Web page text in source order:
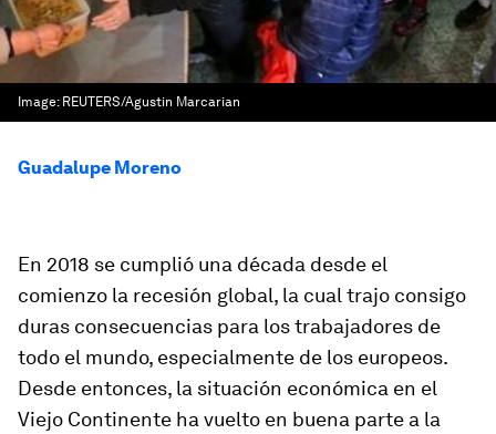
Image: REUTERS/Agustin Marcarian
Guadalupe Moreno
En 2018 se cumplió una década desde el
comienzo la recesión global, la cual trajo consigo
duras consecuencias para los trabajadores de
todo el mundo, especialmente de los europeos.
Desde entonces, la situación económica en el
Viejo Continente ha vuelto en buena parte a la